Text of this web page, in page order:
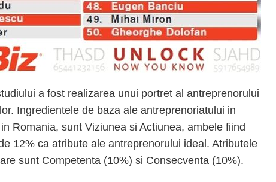
a fost realizarea unui portret al antreprenorului
Ingredientele de baza ale antreprenoriatului in
Romania, sunt Viziunea si Actiunea, ambele fiind
12% ca atribute ale antreprenorului ideal. Atributele
sunt Competenta (10%) si Consecventa (10%).